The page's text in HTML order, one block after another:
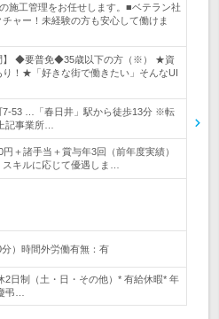
施工管理をお任せします。■ベテラン社
ャー！未経験の方も安心して働けま
】 ◆要普免◆35歳以下の方（※） ★資
り！★「好きな街で働きたい」そんなUI
7-53 …「春日井」駅から徒歩13分 ※転
記事業所…
＋諸手当＋賞与年3回（前年度実績）
キルに応じて優遇しま…
）時間外労働有無：有
2日制（土・日・その他）* 有給休暇* 年
弔…